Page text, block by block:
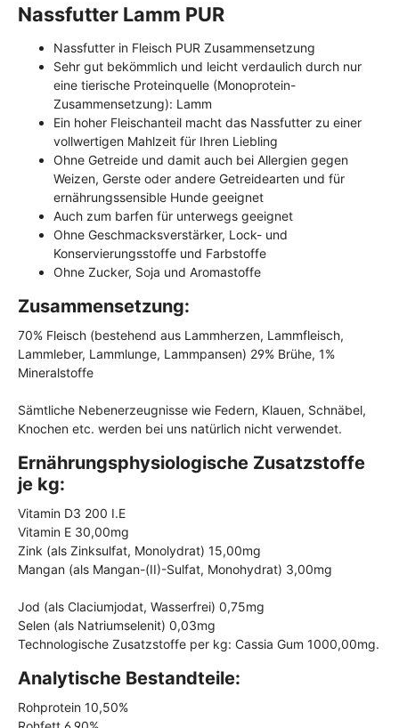
Nassfutter Lamm PUR
Nassfutter in Fleisch PUR Zusammensetzung
Sehr gut bekömmlich und leicht verdaulich durch nur
eine tierische Proteinquelle (Monoprotein-
Zusammensetzung): Lamm
Ein hoher Fleischanteil macht das Nassfutter zu einer
vollwertigen Mahlzeit für Ihren Liebling
Ohne Getreide und damit auch bei Allergien gegen
Weizen, Gerste oder andere Getreidearten und für
ernährungssensible Hunde geeignet
Auch zum barfen für unterwegs geeignet
Ohne Geschmacksverstärker, Lock- und
Konservierungsstoffe und Farbstoffe
Ohne Zucker, Soja und Aromastoffe
Zusammensetzung:
70% Fleisch (bestehend aus Lammherzen, Lammfleisch,
Lammleber, Lammlunge, Lammpansen) 29% Brühe, 1%
Mineralstoffe
Sämtliche Nebenerzeugnisse wie Federn, Klauen, Schnäbel,
Knochen etc. werden bei uns natürlich nicht verwendet.
Ernährungsphysiologische Zusatzstoffe
je kg:
Vitamin D3 200 I.E
Vitamin E 30,00mg
Zink (als Zinksulfat, Monolydrat) 15,00mg
Mangan (als Mangan-(II)-Sulfat, Monohydrat) 3,00mg
Jod (als Claciumjodat, Wasserfrei) 0,75mg
Selen (als Natriumselenit) 0,03mg
Technologische Zusatzstoffe per kg: Cassia Gum 1000,00mg.
Analytische Bestandteile:
Rohprotein 10,50%